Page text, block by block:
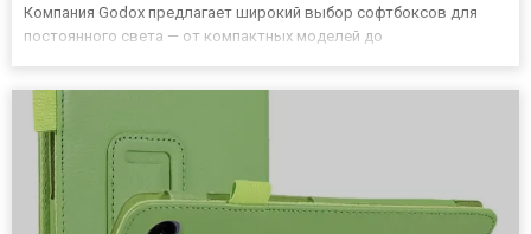
Компания Godox предлагает широкий выбор софтбоксов для
постоянного света — от компактных моделей до
зачем он н...